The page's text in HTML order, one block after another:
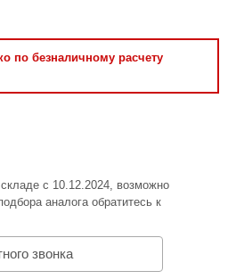
по безналичному расчету
с 10.12.2024, возможно
аналога обратитесь к
звонка